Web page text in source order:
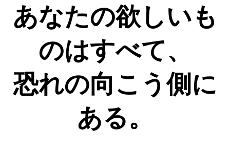
あなたの欲しいも
のはすべて、
恐れの向こう側に
ある。